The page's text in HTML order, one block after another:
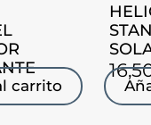
carrito